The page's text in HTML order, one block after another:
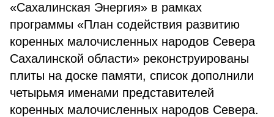
«Сахалинская Энергия» в рамках
программы «План содействия развитию
коренных малочисленных народов Севера
Сахалинской области» реконструированы
плиты на доске памяти, список дополнили
четырьмя именами представителей
коренных малочисленных народов Севера.